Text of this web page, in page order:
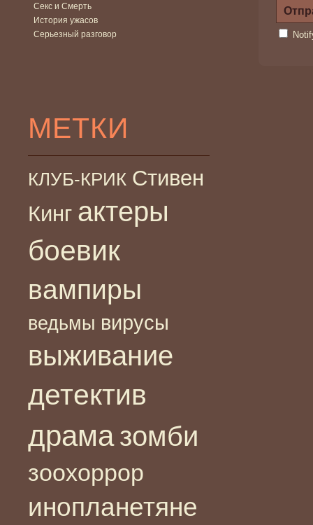
Секс и Смерть
История ужасов
Серьезный разговор
МЕТКИ
КЛУБ-КРИК Стивен
Кинг актеры
боевик
вампиры
ведьмы вирусы
выживание
детектив
драма зомби
зоохоррор
инопланетяне